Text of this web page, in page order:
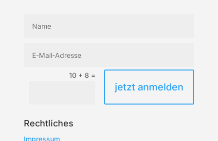
10 + 8 =
jetzt anmelden
Rechtliches
Impressum